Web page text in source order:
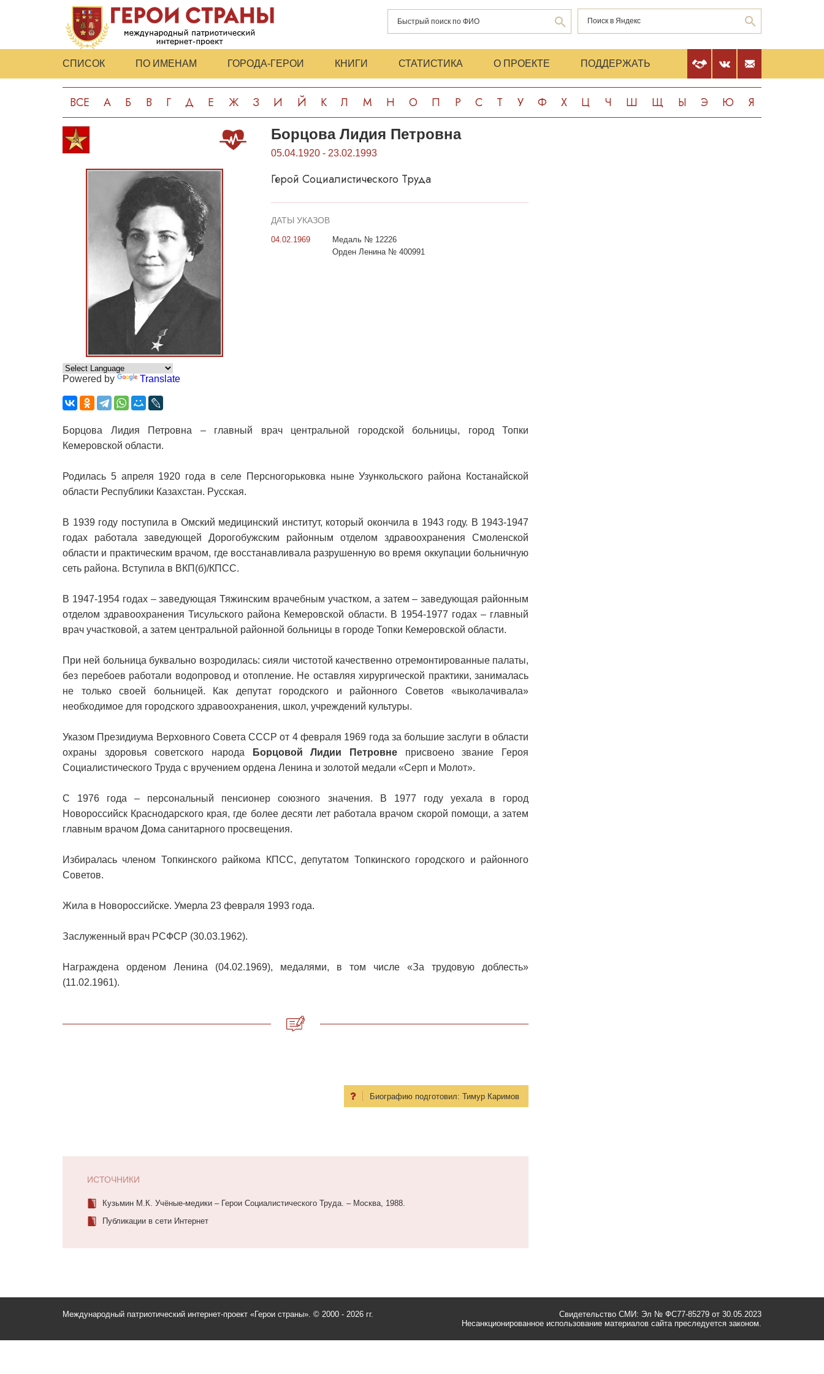
СПИСОК ПО ИМЕНАМ ГОРОДА-ГЕРОИ КНИГИ СТАТИСТИКА О ПРОЕКТЕ ПОДДЕРЖАТЬ
ВСЕ А Б В Г Д Е Ж З И Й К Л М Н О П Р С Т У Ф Х Ц Ч Ш Щ Ы Э Ю Я
Powered by Translate
Борцова Лидия Петровна
05.04.1920 - 23.02.1993
Герой Социалистического Труда
ДАТЫ УКАЗОВ
04.02.1969
Медаль № 12226
Орден Ленина № 400991
Борцова Лидия Петровна – главный врач центральной городской больницы, город Топки
Кемеровской области.
Родилась 5 апреля 1920 года в селе Персногорьковка ныне Узункольского района Костанайской
области Республики Казахстан. Русская.
В 1939 году поступила в Омский медицинский институт, который окончила в 1943 году. В 1943-1947
годах работала заведующей Дорогобужским районным отделом здравоохранения Смоленской
области и практическим врачом, где восстанавливала разрушенную во время оккупации больничную
сеть района. Вступила в ВКП(б)/КПСС.
В 1947-1954 годах – заведующая Тяжинским врачебным участком, а затем – заведующая районным
отделом здравоохранения Тисульского района Кемеровской области. В 1954-1977 годах – главный
врач участковой, а затем центральной районной больницы в городе Топки Кемеровской области.
При ней больница буквально возродилась: сияли чистотой качественно отремонтированные палаты,
без перебоев работали водопровод и отопление. Не оставляя хирургической практики, занималась
не только своей больницей. Как депутат городского и районного Советов «выколачивала»
необходимое для городского здравоохранения, школ, учреждений культуры.
Указом Президиума Верховного Совета СССР от 4 февраля 1969 года за большие заслуги в области
охраны здоровья советского народа
Борцовой Лидии Петровне присвоено звание Героя
Социалистического Труда с вручением ордена Ленина и золотой медали «Серп и Молот».
С 1976 года – персональный пенсионер союзного значения. В 1977 году уехала в город
Новороссийск Краснодарского края, где более десяти лет работала врачом скорой помощи, а затем
главным врачом Дома санитарного просвещения.
Избиралась членом Топкинского райкома КПСС, депутатом Топкинского городского и районного
Советов.
Жила в Новороссийске. Умерла 23 февраля 1993 года.
Заслуженный врач РСФСР (30.03.1962).
Награждена орденом Ленина (04.02.1969), медалями, в том числе «За трудовую доблесть»
(11.02.1961).
Биографию подготовил: Тимур Каримов
ИСТОЧНИКИ
Кузьмин М.К. Учёные-медики – Герои Социалистического Труда. – Москва, 1988.
Публикации в сети Интернет
Международный патриотический интернет-проект «Герои страны». © 2000 - 2026 гг.
Свидетельство СМИ: Эл № ФС77-85279 от 30.05.2023
Несанкционированное использование материалов сайта преследуется законом.